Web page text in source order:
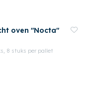
oven "Nocta"
8 stuks per pallet